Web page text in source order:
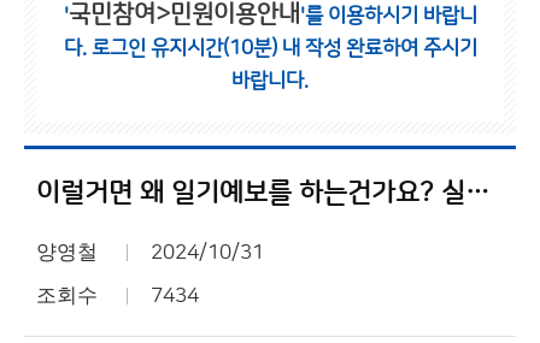
'국민참여>민원이용안내 '를 이용하시기 바랍니
다. 로그인 유지시간(10분) 내 작성 완료하여 주시기
바랍니다.
이럴거면 왜 일기예보를 하는건가요? 실시간으로 에보가 바뀌니 실시간 상황이라고 하세요.
양영철 2024/10/31
조회수 7434